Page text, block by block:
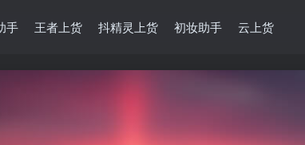
手 王者上货 抖精灵上货 初妆助手 云上货